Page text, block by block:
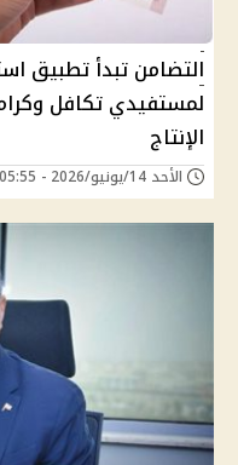
التضامن تبدأ تطبيق
لمستفيدي تكافل
الإنتاج
الأحد 14/يونيو/2026 - 05:55 م